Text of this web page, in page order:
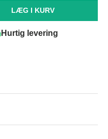
LÆG I KURV
Hurtig levering